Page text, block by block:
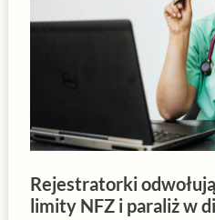
Rejestratorki
limity NFZ i paraliż w